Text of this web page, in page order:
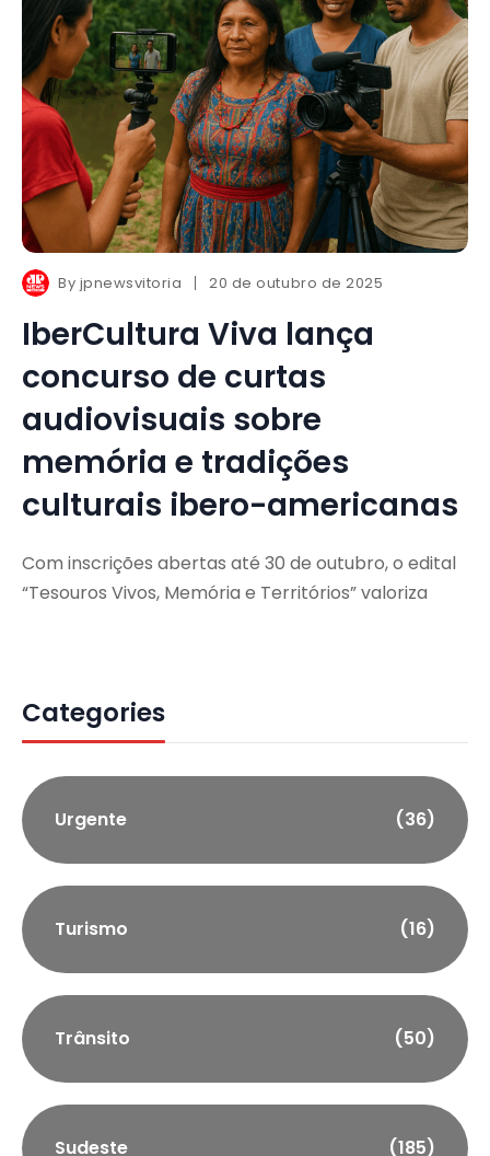
By jpnewsvitoria 20 de outubro de 2025
IberCultura Viva lança
concurso de curtas
audiovisuais sobre
memória e tradições
culturais ibero-americanas
Com inscrições abertas até 30 de outubro, o edital
“Tesouros Vivos, Memória e Territórios” valoriza
Categories
Urgente (36)
Turismo (16)
Trânsito (50)
Sudeste (185)